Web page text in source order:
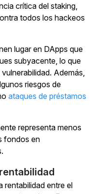
crítica del staking,
todos los hackeos
lugar en DApps que
subyacente, lo que
Además,
riesgos de
ataques de préstamos
representa menos
fondos en
rentabilidad entre el